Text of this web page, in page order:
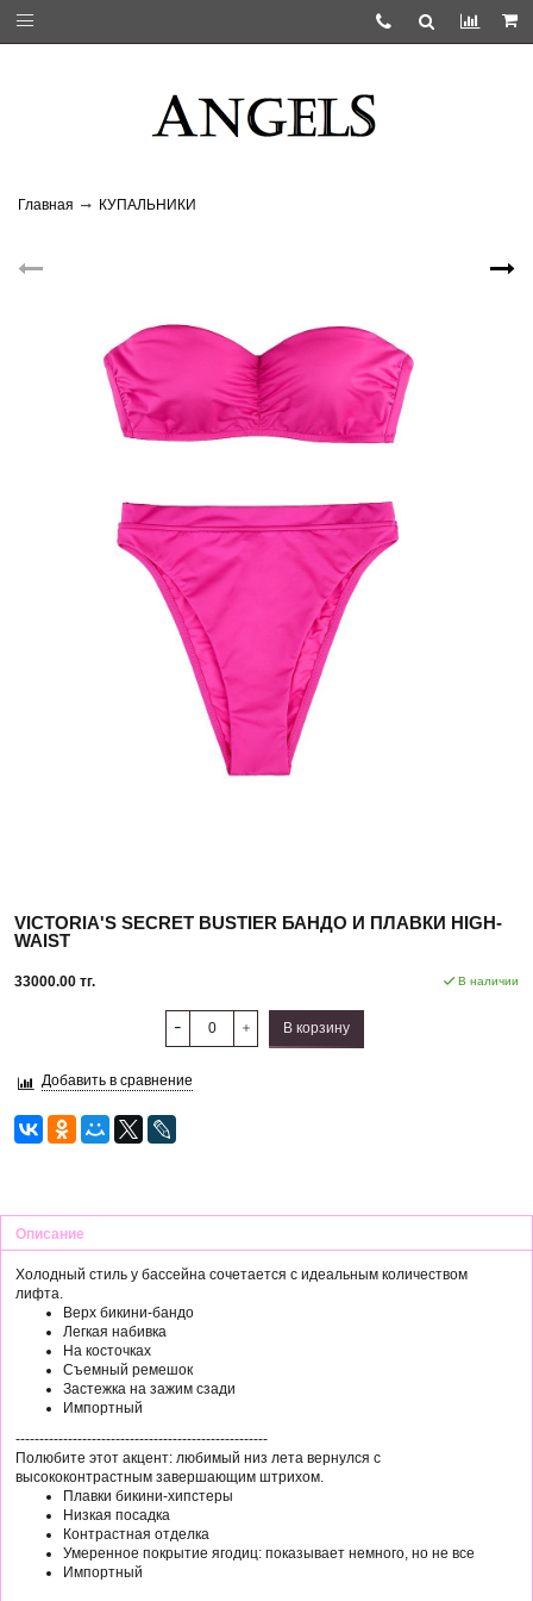
Главная КУПАЛЬНИКИ
VICTORIA'S SECRET BUSTIER БАНДО И ПЛАВКИ HIGH-
WAIST
33000.00 тг. В наличии
В корзину
Добавить в сравнение
Описание
Холодный стиль у бассейна сочетается с идеальным количеством
лифта.
Верх бикини-бандо
Легкая набивка
На косточках
Съемный ремешок
Застежка на зажим сзади
Импортный
-----------------------------------------------------
Полюбите этот акцент: любимый низ лета вернулся с
высококонтрастным завершающим штрихом.
Плавки бикини-хипстеры
Низкая посадка
Контрастная отделка
Умеренное покрытие ягодиц: показывает немного, но не все
Импортный